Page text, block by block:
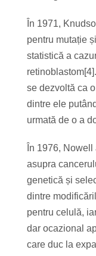
În 1971,
pentru mutație
statistică a
se dezvoltă ca
dintre ele
urmată de o a
În 1976,
asupra
genetică și
dintre
pentru celulă,
dar ocazional
care duc la